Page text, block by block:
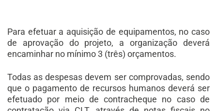
Para efetuar a aquisição de equipamentos, no caso
de aprovação do projeto, a organização deverá
encaminhar no mínimo 3 (três) orçamentos.
Todas as despesas devem ser comprovadas, sendo
que o pagamento de recursos humanos deverá ser
efetuado por meio de contracheque no caso de